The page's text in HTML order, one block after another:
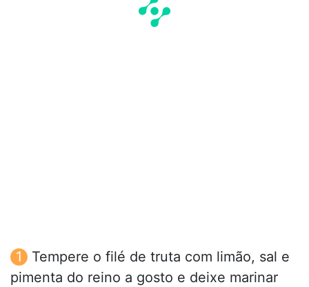
Tempere o filé de truta com limão, sal e
pimenta do reino a gosto e deixe marinar